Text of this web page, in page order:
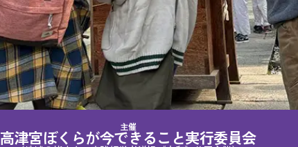
高津宮ぼくらが今できること実行委員会